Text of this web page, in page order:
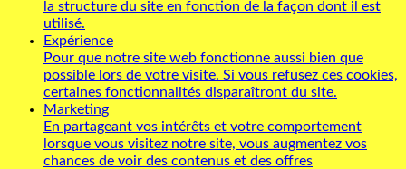
la structure du site en fonction de la façon dont il est
utilisé.
Expérience
Pour que notre site web fonctionne aussi bien que
possible lors de votre visite. Si vous refusez ces cookies,
certaines fonctionnalités disparaîtront du site.
Marketing
En partageant vos intérêts et votre comportement
lorsque vous visitez notre site, vous augmentez vos
chances de voir des contenus et des offres